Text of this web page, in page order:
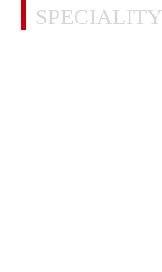
SPECIALITY